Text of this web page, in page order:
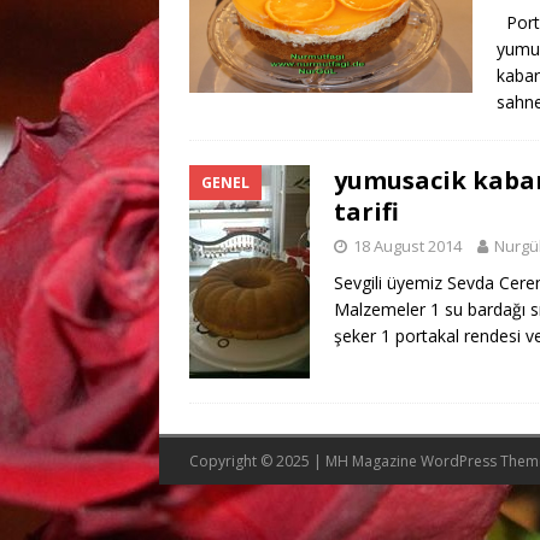
GENEL
yumusacik
tarifi
18 August 2014 Nurgül
Sevgili üyemiz Sevda
Malzemeler 1 su bardağı
şeker 1 portakal rendesi
Copyright © 2025 | MH Magazine WordPress